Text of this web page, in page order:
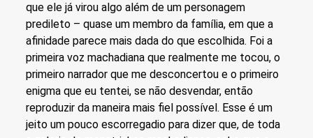
que ele já virou algo além de um personagem
predileto – quase um membro da família, em que a
afinidade parece mais dada do que escolhida. Foi a
primeira voz machadiana que realmente me tocou, o
primeiro narrador que me desconcertou e o primeiro
enigma que eu tentei, se não desvendar, então
reproduzir da maneira mais fiel possível. Esse é um
jeito um pouco escorregadio para dizer que, de toda